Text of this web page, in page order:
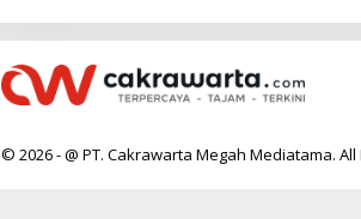
© 2026 - @ PT. Cakrawarta Megah Mediatama.